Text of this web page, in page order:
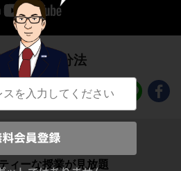
の部分積分法
ら大人の学び直しまで
ィーな授業が見放題